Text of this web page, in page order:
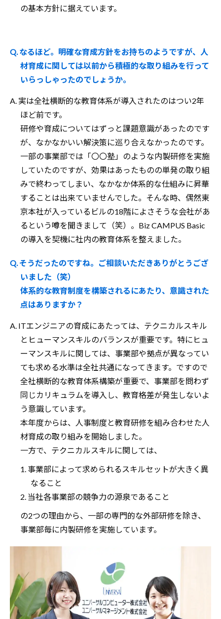
の基本方針に据えています。
Q. なるほど。明確な育成方針をお持ちのようですが、人
材育成に関しては以前から積極的な取り組みを行って
いらっしゃったのでしょうか。
A. 実は全社横断的な教育体系が導入されたのはつい2年
ほど前です。
研修や育成についてはずっと課題意識があったのです
が、なかなかいい解決策に巡り合えなかったのです。
一部の事業部では「〇〇塾」のような内製研修を実施
していたのですが、効果はあったものの単発の取り組
みで終わってしまい、なかなか体系的な仕組みに昇華
することは出来ていませんでした。そんな時、偶然東
京本社が入っているビルの18階によさそうな会社があ
るという噂を聞きまして（笑）。Biz CAMPUS Basic
の導入を契機に社内の教育体系を整えました。
Q. そうだったのですね。ご相談いただきありがとうござ
いました（笑）
体系的な教育制度を構築されるにあたり、意識された
点はありますか？
A. ITエンジニアの育成にあたっては、テクニカルスキル
とヒューマンスキルのバランスが重要です。特にヒュ
ーマンスキルに関しては、事業部や拠点が異なってい
ても求める水準は全社共通になってきます。ですので
全社横断的な教育体系構築が重要で、事業部を問わず
同じカリキュラムを導入し、教育格差が発生しないよ
う意識しています。
本年度からは、人事制度と教育研修を組み合わせた人
材育成の取り組みを開始しました。
一方で、テクニカルスキルに関しては、
1. 事業部によって求められるスキルセットが大きく異
なること
2. 当社各事業部の競争力の源泉であること
の2つの理由から、一部の専門的な外部研修を除き、
事業部毎に内製研修を実施しています。